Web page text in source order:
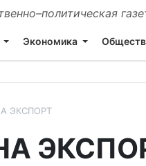
Экономика
ЭКСПОРТ